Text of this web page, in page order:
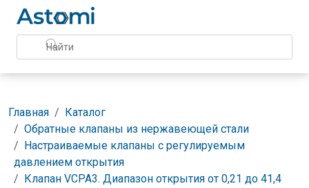
Главная
Каталог
Обратные клапаны из нержавеющей стали
Настраиваемые клапаны с регулируемым
давлением открытия
Клапан VCPA3. Диапазон открытия от 0,21 до 41,4